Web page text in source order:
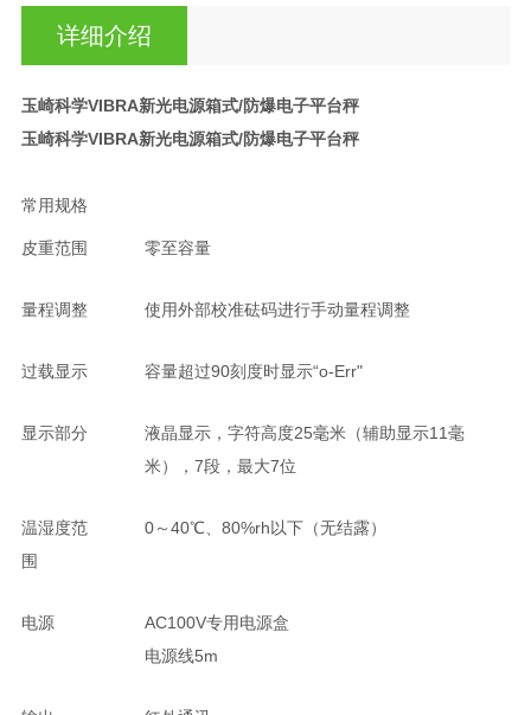
详细介绍
玉崎科学VIBRA新光电源箱式/防爆电子平台秤
玉崎科学VIBRA新光电源箱式/防爆电子平台秤
常用规格
皮重范围 零至容量
量程调整 使用外部校准砝码进行手动量程调整
过载显示 容量超过90刻度时显示“o-Err"
显示部分
液晶显示，字符高度25毫米（辅助显示11毫
米），7段，最大7位
温湿度范
围
0～40℃、80%rh以下（无结露）
电源
AC100V专用电源盒
电源线5m